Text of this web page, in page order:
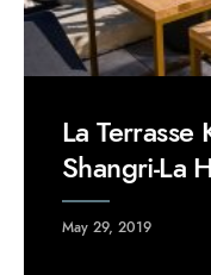
La
Shangri-La
May 29, 2019